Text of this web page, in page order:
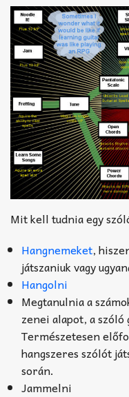
Mit kell tudnia egy
Hangnemeket,
játszaniuk vagy
Hangolni
Megtanulnia a
zenei alapot, a
Természetesen
hangszeres szólót
során.
Jammelni